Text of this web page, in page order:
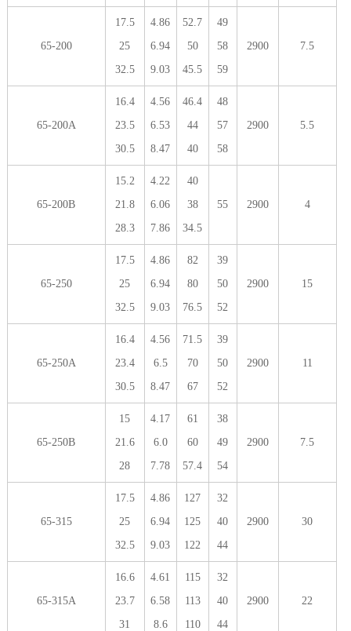
65-200
17.5
25
32.5
4.86
6.94
9.03
52.7
50
45.5
49
58
59
2900 7.5
65-200A
16.4
23.5
30.5
4.56
6.53
8.47
46.4
44
40
48
57
58
2900 5.5
65-200B
15.2
21.8
28.3
4.22
6.06
7.86
40
38
34.5
55 2900 4
65-250
17.5
25
32.5
4.86
6.94
9.03
82
80
76.5
39
50
52
2900 15
65-250A
16.4
23.4
30.5
4.56
6.5
8.47
71.5
70
67
39
50
52
2900 11
65-250B
15
21.6
28
4.17
6.0
7.78
61
60
57.4
38
49
54
2900 7.5
65-315
17.5
25
32.5
4.86
6.94
9.03
127
125
122
32
40
44
2900 30
65-315A
16.6
23.7
31
4.61
6.58
8.6
115
113
110
32
40
44
2900 22